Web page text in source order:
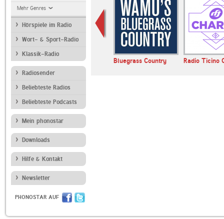
Mehr Genres
Hörspiele im Radio
Wort- & Sport-Radio
Klassik-Radio
Radiosender
Beliebteste Radios
Beliebteste Podcasts
Mein phonostar
Downloads
Hilfe & Kontakt
Newsletter
PHONOSTAR AUF
Bluegrass Bluegrass Country Radio Ticino